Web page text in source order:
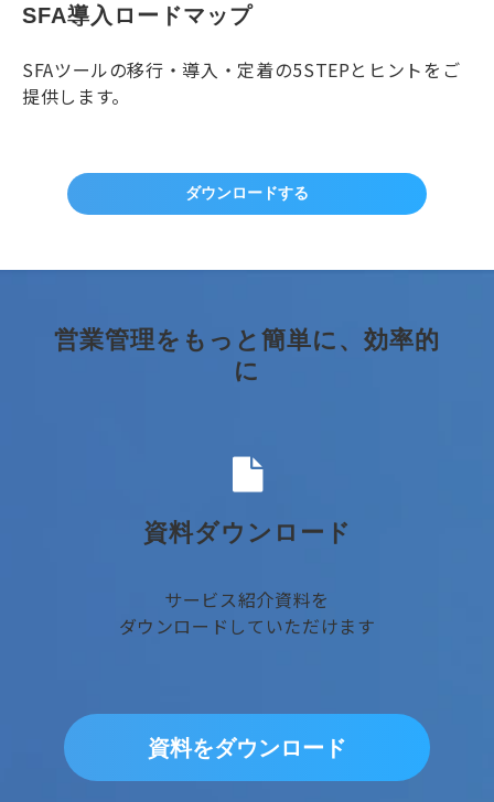
SFA導入ロードマップ
SFAツールの移行・導入・定着の5STEPとヒントをご
提供します。
ダウンロードする
営業管理をもっと簡単に、効率的
に
資料ダウンロード
サービス紹介資料を
ダウンロードしていただけます
資料をダウンロード